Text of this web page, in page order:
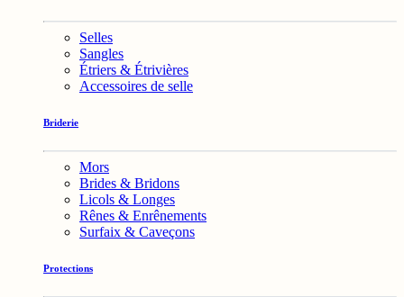
Selles
Sangles
Étriers & Étrivières
Accessoires de selle
Briderie
Mors
Brides & Bridons
Licols & Longes
Rênes & Enrênements
Surfaix & Caveçons
Protections